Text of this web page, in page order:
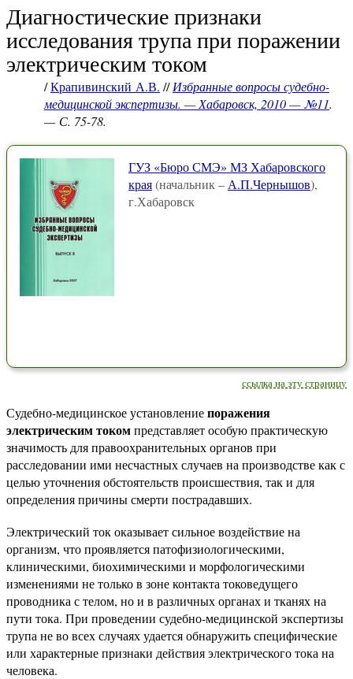
Диагностические признаки
исследования трупа при поражении
электрическим током
/Крапивинский А.В. //Избранные вопросы судебно-
медицинской экспертизы. — Хабаровск, 2010 — №11.
— С. 75-78.
ГУЗ «Бюро СМЭ» МЗ Хабаровского
края(начальник – А.П.Чернышов),
г.Хабаровск
ссылка на эту страницу
Судебно-медицинское установлениепоражения
электрическим токомпредставляет особую практическую
значимость для правоохранительных органов при
расследовании ими несчастных случаев на производстве как с
целью уточнения обстоятельств происшествия, так и для
определения причины смерти пострадавших.
Электрический ток оказывает сильное воздействие на
организм, что проявляется патофизиологическими,
клиническими, биохимическими и морфологическими
изменениями не только в зоне контакта токоведущего
проводника с телом, но и в различных органах и тканях на
пути тока. При проведении судебно-медицинской экспертизы
трупа не во всех случаях удается обнаружить специфические
или характерные признаки действия электрического тока на
человека.